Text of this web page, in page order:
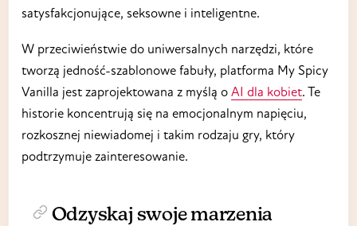
satysfakcjonujące, seksowne i inteligentne.
W przeciwieństwie do uniwersalnych narzędzi, które
tworzą jedność-szablonowe fabuły, platforma My Spicy
Vanilla jest zaprojektowana z myślą o AI dla kobiet. Te
historie koncentrują się na emocjonalnym napięciu,
rozkosznej niewiadomej i takim rodzaju gry, który
podtrzymuje zainteresowanie.
Odzyskaj swoje marzenia